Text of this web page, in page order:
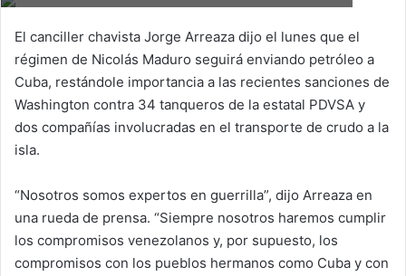
El canciller chavista Jorge Arreaza dijo el lunes que el
régimen de Nicolás Maduro seguirá enviando petróleo a
Cuba, restándole importancia a las recientes sanciones de
Washington contra 34 tanqueros de la estatal PDVSA y
dos compañías involucradas en el transporte de crudo a la
isla.
“Nosotros somos expertos en guerrilla”, dijo Arreaza en
una rueda de prensa. “Siempre nosotros haremos cumplir
los compromisos venezolanos y, por supuesto, los
compromisos con los pueblos hermanos como Cuba y con